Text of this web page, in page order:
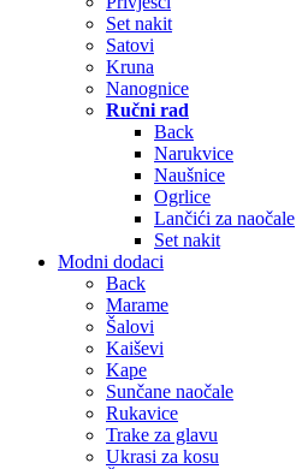
Set nakit
Satovi
Kruna
Nanognice
Ručni rad
Back
Narukvice
Naušnice
Ogrlice
Lančići za naočale
Set nakit
Modni dodaci
Back
Marame
Šalovi
Kaiševi
Kape
Sunčane naočale
Rukavice
Trake za glavu
Ukrasi za kosu